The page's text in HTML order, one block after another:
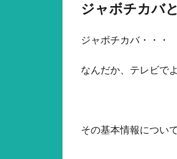
ジャボチカバ
ジャボチカバ・・・
なんだか、テレビで
その基本情報につい